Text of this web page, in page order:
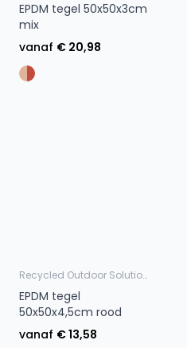
EPDM tegel 50x50x3cm
mix
vanaf € 20,98
Recycled Outdoor Solutions
EPDM tegel
50x50x4,5cm rood
vanaf € 13,58